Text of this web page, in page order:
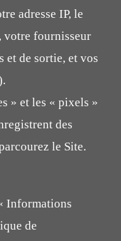
adresse IP, le
votre fournisseur
et de sortie, et vos
» et les « pixels »
des
le Site.
Informations
de